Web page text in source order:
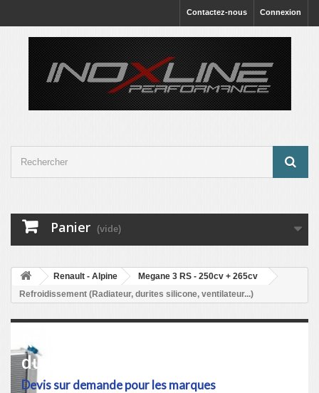
Connexion
Contactez-nous
Panier (vide)
Renault - Alpine
Megane 3 RS - 250cv + 265cv
Refroidissement (Radiateur, durites silicone, ventilateur...)
Refroidissement (Radiateur,
durites silicone, ventilateur...)
Devis sur demande pour les marques